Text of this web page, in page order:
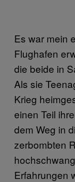
Es war mein
Flughafen
die beide in
Als sie
Krieg
einen Teil
dem Weg in
zerbombten
Erfahrungen